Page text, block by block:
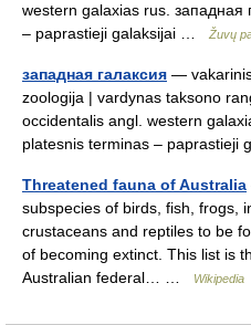
western galaxias rus. западная
– paprastieji galaksijai …
Žuvų
западная галаксия —
zoologija | vardynas taksono
occidentalis angl. western
platesnis terminas –
Threatened fauna of Australia
subspecies of birds, fish, frogs,
crustaceans and reptiles to be
of becoming extinct. This list is
Australian federal… …
Wikipedia